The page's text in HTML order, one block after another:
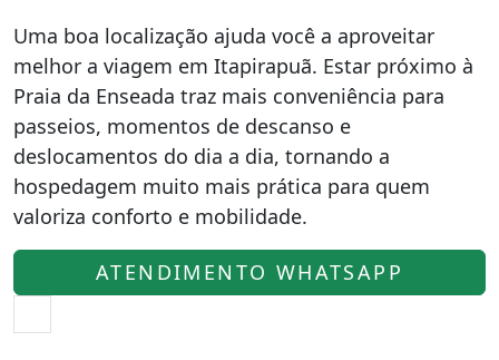
Uma boa localização ajuda você a aproveitar
melhor a viagem em Itapirapuã. Estar próximo à
Praia da Enseada traz mais conveniência para
passeios, momentos de descanso e
deslocamentos do dia a dia, tornando a
hospedagem muito mais prática para quem
valoriza conforto e mobilidade.
ATENDIMENTO WHATSAPP